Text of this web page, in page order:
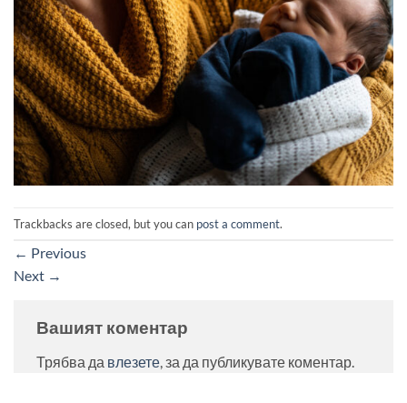
Trackbacks are closed, but you can post a comment.
← Previous
Next →
Вашият коментар
Трябва да влезете, за да публикувате коментар.